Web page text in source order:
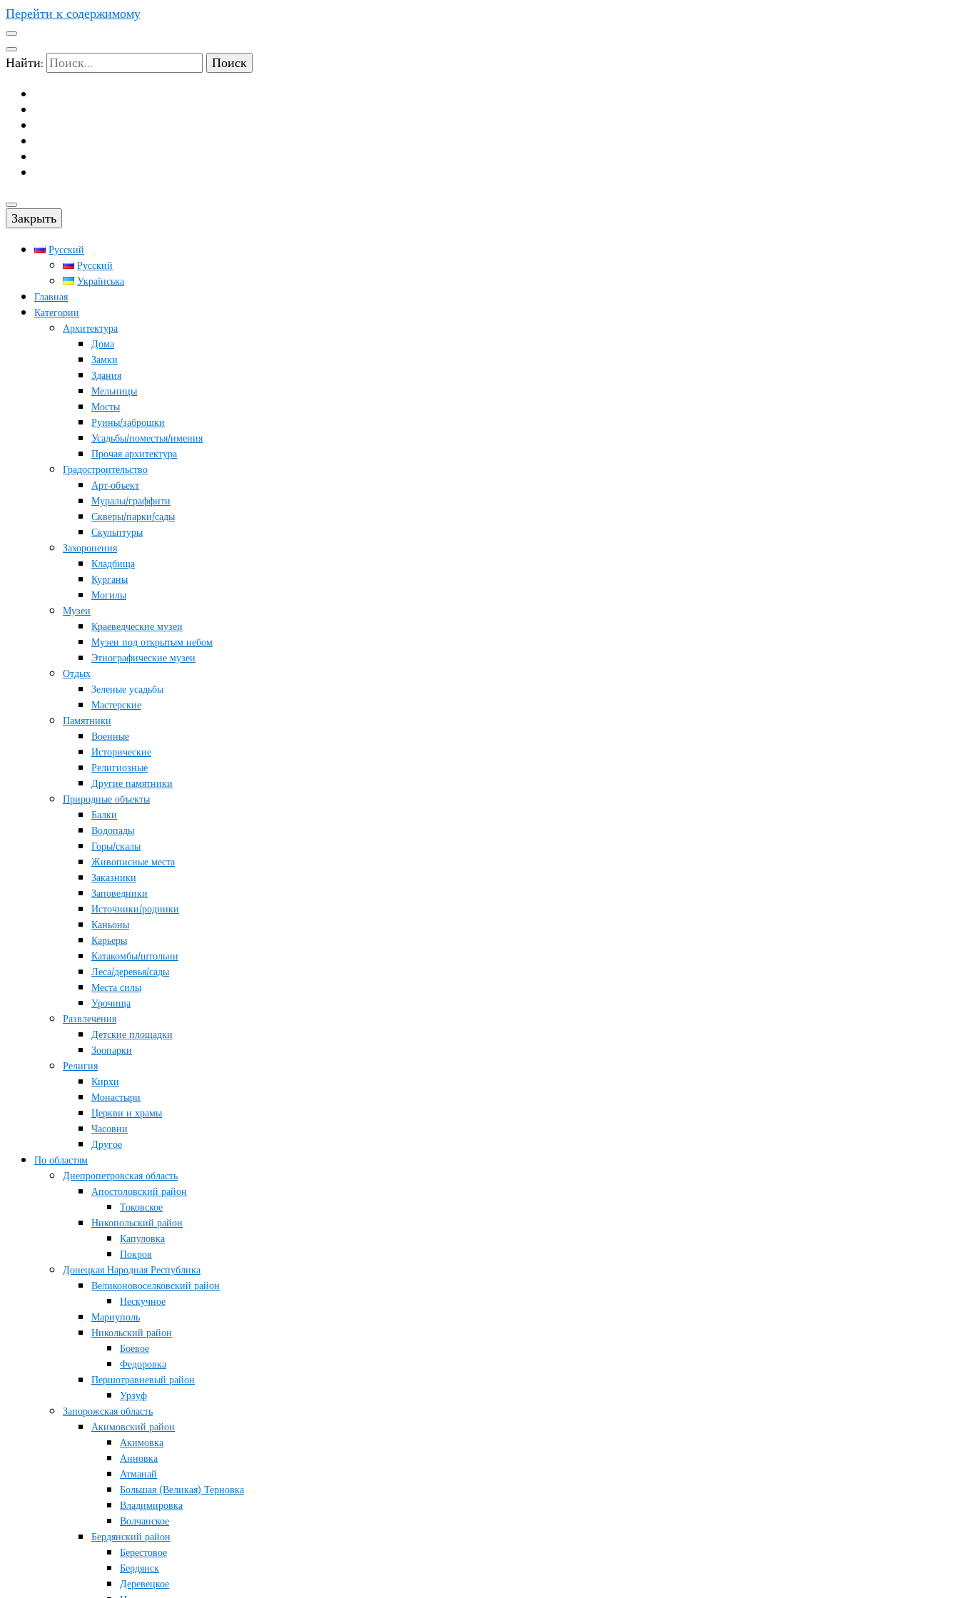
Перейти к содержимому
Найти:
Закрыть
Русский
Русский
Українська
Главная
Категории
Архитектура
Дома
Замки
Здания
Мельницы
Мосты
Руины/заброшки
Усадьбы/поместья/имения
Прочая архитектура
Градостроительство
Арт-объект
Муралы/граффити
Скверы/парки/сады
Скульптуры
Захоронения
Кладбища
Курганы
Могилы
Музеи
Краеведческие музеи
Музеи под открытым небом
Этнографические музеи
Отдых
Зеленые усадьбы
Мастерские
Памятники
Военные
Исторические
Религиозные
Другие памятники
Природные объекты
Балки
Водопады
Горы/скалы
Живописные места
Заказники
Заповедники
Источники/родники
Каньоны
Карьеры
Катакомбы/штольни
Леса/деревья/сады
Места силы
Урочища
Развлечения
Детские площадки
Зоопарки
Религия
Кирхи
Монастыри
Церкви и храмы
Часовни
Другое
По областям
Днепропетровская область
Апостоловский район
Токовское
Никопольский район
Капуловка
Покров
Донецкая Народная Республика
Великоновоселковский район
Нескучное
Мариуполь
Никольский район
Боевое
Федоровка
Першотравневый район
Урзуф
Запорожская область
Акимовский район
Акимовка
Анновка
Атманай
Большая (Великая) Терновка
Владимировка
Волчанское
Бердянский район
Берестовое
Бердянск
Деревецкое